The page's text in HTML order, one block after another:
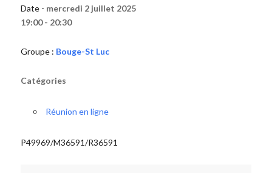
Date - mercredi 2 juillet 2025
19:00 - 20:30
Groupe : Bouge-St Luc
Catégories
Réunion en ligne
P49969/M36591/R36591